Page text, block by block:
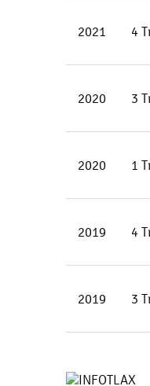
2021 4
2020 3
2020 1
2019 4
2019 3